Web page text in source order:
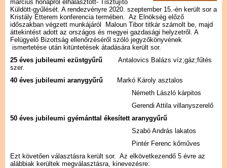
Galéria
március hónapról elhalasztott- Tisztújító
Küldött-gyűlését. A rendezvényre 2020. szeptember 15.-én került sor a
Kristály Étterem konferencia termében. Az Elnökség előző
időszakban végzett munkájáról Maloun Tibor titkár számolt be, majd
áttekintést adott az országos és megyei gazdasági helyzetről. A
Felügyelő Bizottság ellenőrzéséről szóló jegyzőkönyvének
ismertetése után kitüntetések átadására került sor.
25 éves jubileumi ezüstgyűrű Antalovics Balázs víz;gáz;fűtés
szer.
40 éves jubileumi aranygyűrű
Markó Károly asztalos
Németh László kárpitos
Gerendi Attila villanyszerelő
50 éves jubileumi gyémánttal ékesített aranygyűrű
Szabó András lakatos
Pintér Ferenc kőműves
Ezt követően választásra került sor. Az elkövetkezendő 5 évre az
alábbiak kerültek megválasztásra, kinevezésre: